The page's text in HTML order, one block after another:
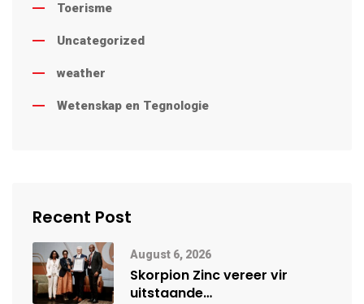
Toerisme
Uncategorized
weather
Wetenskap en Tegnologie
Recent Post
August 6, 2026
Skorpion Zinc vereer vir
uitstaande